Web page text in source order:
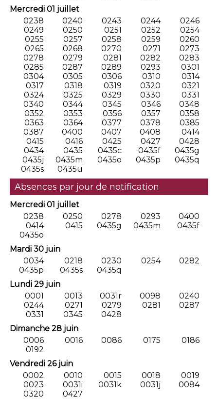
Mercredi 01 juillet
0238
0240 0243 0244
0246
0249
0250 0251 0252
0254
0255
0257 0258 0259
0260
0265
0268 0270 0271
0273
0278
0279 0281 0282
0283
0285
0287 0289 0293
0301
0304
0305 0306 0310
0314
0317
0318 0319 0320
0321
0324
0325 0329 0330
0331
0340
0344 0345 0346
0348
0352
0353 0356 0357
0358
0363
0364 0377 0378
0385
0387
0400 0407 0408
0414
0415
0416 0425 0427
0428
0434
0435 0435c 0435f
0435g
0435j
0435m 0435o 0435p
0435q
0435s
0435u
Absences par jour de notification
Mercredi 01 juillet
0238
0250 0278 0293
0400
0414
0415 0435g 0435m
0435f
0435o
Mardi 30 juin
0034
0218 0230 0254
0282
0435p
0435s
0435q
Lundi 29 juin
0001
0013 0031r 0098
0240
0244
0271 0279 0281
0287
0331
0345
0428
Dimanche 28 juin
0006
0016 0086 0175
0186
0192
Vendredi 26 juin
0002
0010 0015 0018
0019
0023
0031i 0031k 0031j
0084
0320
0427